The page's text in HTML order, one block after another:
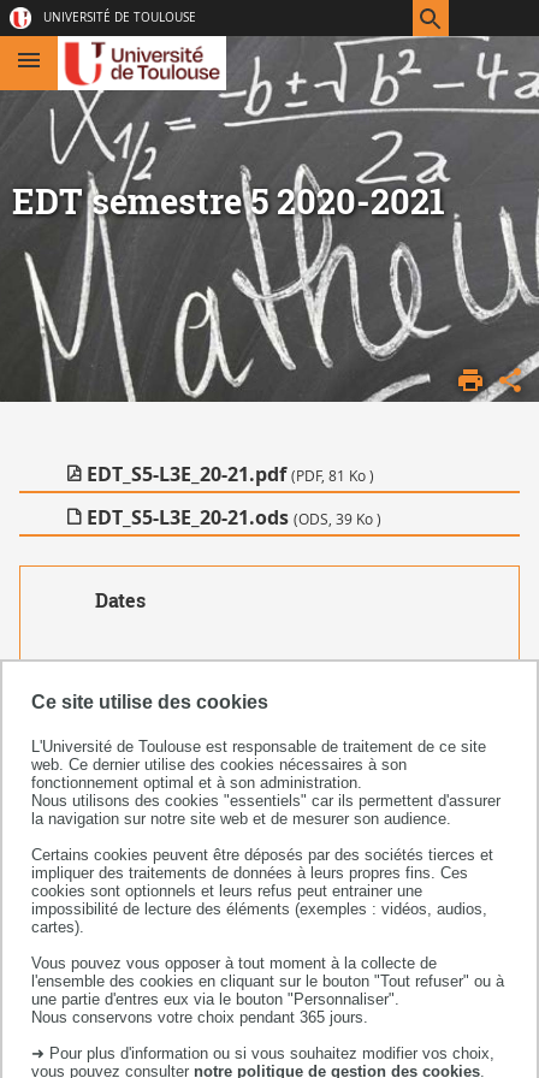
Ce site utilise des cookies
L'Université de Toulouse est responsable de traitement de ce site
web. Ce dernier utilise des cookies nécessaires à son
fonctionnement optimal et à son administration.
Nous utilisons des cookies "essentiels" car ils permettent d'assurer
la navigation sur notre site web et de mesurer son audience.
Certains cookies peuvent être déposés par des sociétés tierces et
impliquer des traitements de données à leurs propres fins. Ces
cookies sont optionnels et leurs refus peut entrainer une
impossibilité de lecture des éléments (exemples : vidéos, audios,
cartes).
Vous pouvez vous opposer à tout moment à la collecte de
l'ensemble des cookies en cliquant sur le bouton "Tout refuser" ou à
une partie d'entres eux via le bouton "Personnaliser".
Nous conservons votre choix pendant 365 jours.
➜ Pour plus d'information ou si vous souhaitez modifier vos choix,
vous pouvez consulter notre politique de gestion des cookies
au
contenu
directs
UNIVERSITÉ DE TOULOUSE
EDT semestre 5 2020-2021
DÉPARTEMENT
DE
E
EDT_S5-L3E_20-21.pdf(PDF, 81 Ko )
EDT_S5-L3E_20-21.ods (ODS, 39 Ko )
Dates
Créé le26 août 2020
Faculté sciences et ingénierie
Bâtiment 3R1 b2 / 3e étage
118 route de Narbonne
31062 Toulouse cedex 09
+33 (0)5 82 52 57 21/22